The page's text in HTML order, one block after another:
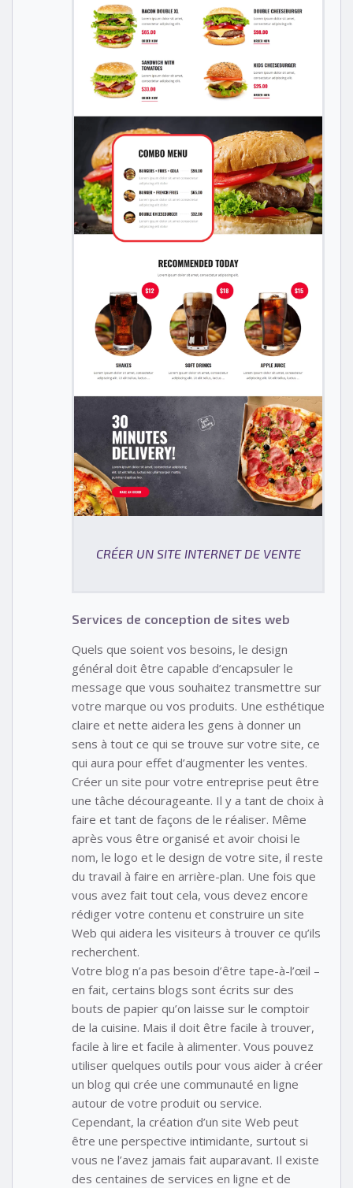
CRÉER UN SITE INTERNET DE VENTE
Services de conception de sites web
Quels que soient vos besoins, le design
général doit être capable d’encapsuler le
message que vous souhaitez transmettre sur
votre marque ou vos produits. Une esthétique
claire et nette aidera les gens à donner un
sens à tout ce qui se trouve sur votre site, ce
qui aura pour effet d’augmenter les ventes.
Créer un site pour votre entreprise peut être
une tâche décourageante. Il y a tant de choix à
faire et tant de façons de le réaliser. Même
après vous être organisé et avoir choisi le
nom, le logo et le design de votre site, il reste
du travail à faire en arrière-plan. Une fois que
vous avez fait tout cela, vous devez encore
rédiger votre contenu et construire un site
Web qui aidera les visiteurs à trouver ce qu’ils
recherchent.
Votre blog n’a pas besoin d’être tape-à-l’œil –
en fait, certains blogs sont écrits sur des
bouts de papier qu’on laisse sur le comptoir
de la cuisine. Mais il doit être facile à trouver,
facile à lire et facile à alimenter. Vous pouvez
utiliser quelques outils pour vous aider à créer
un blog qui crée une communauté en ligne
autour de votre produit ou service.
Cependant, la création d’un site Web peut
être une perspective intimidante, surtout si
vous ne l’avez jamais fait auparavant. Il existe
des centaines de services en ligne et de